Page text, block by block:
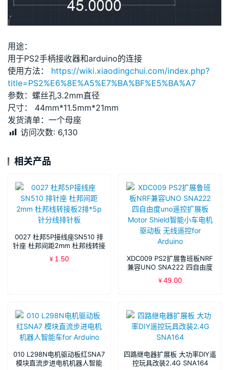
用途：
用于PS2手柄接收器和arduino的连接
使用方法： https://wiki.xiaodingchui.com/index.php?
title=PS2%E6%8E%A5%E7%BA%BF%E5%BA%A7
参数：螺丝孔3.2mm直径
尺寸： 44mm*11.5mm*21mm
发货清单：一个母座
访问次数: 6,130
相关产品
0027 杜邦5P接线座SN510 排
针座 杜邦间距2mm 杜邦线转接
¥ 1.50
XDC009 PS2扩展鲁班板NRF
兼容UNO SNA222 四自由度
智能小车电机驱动板 无线遥控
¥ 49.00
010 L298N电机驱动板红SNA7
模块直流步进电机机器人智能
四路继电器扩展板 大功率DIY遥
控玩具改装2.4G SNA164